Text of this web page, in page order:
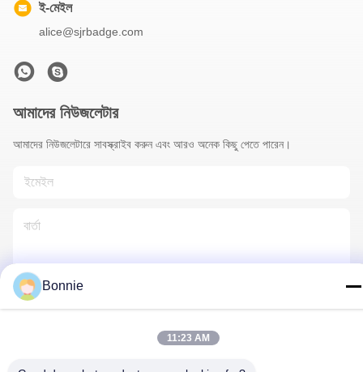
ই-মেইল
alice@sjrbadge.com
আমাদের নিউজলেটার
আমাদের নিউজলেটারে সাবস্ক্রাইব করুন এবং আরও অনেক কিছু পেতে পারেন।
Bonnie
11:23 AM